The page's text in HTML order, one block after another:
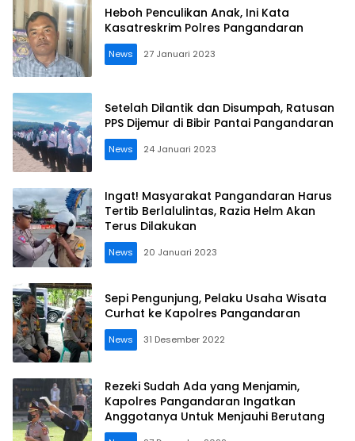
Heboh Penculikan Anak, Ini Kata
Kasatreskrim Polres Pangandaran
News 27 Januari 2023
Setelah Dilantik dan Disumpah, Ratusan
PPS Dijemur di Bibir Pantai Pangandaran
News 24 Januari 2023
Ingat! Masyarakat Pangandaran Harus
Tertib Berlalulintas, Razia Helm Akan
Terus Dilakukan
News 20 Januari 2023
Sepi Pengunjung, Pelaku Usaha Wisata
Curhat ke Kapolres Pangandaran
News 31 Desember 2022
Rezeki Sudah Ada yang Menjamin,
Kapolres Pangandaran Ingatkan
Anggotanya Untuk Menjauhi Berutang